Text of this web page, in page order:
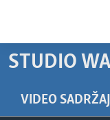
glavni
Pređi
na
VIDEO
STUDIO
VIDEO